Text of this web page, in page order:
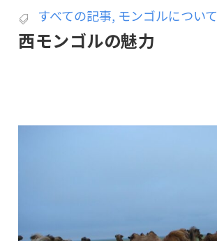
すべての記事, モンゴルについて
西モンゴルの魅力